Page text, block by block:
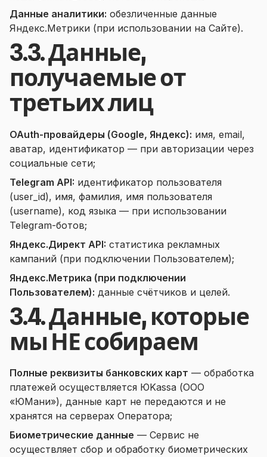
Данные аналитики: обезличенные данные
Яндекс.Метрики (при использовании на Сайте).
3.3. Данные,
получаемые от
третьих лиц
OAuth-провайдеры (Google, Яндекс): имя, email,
аватар, идентификатор — при авторизации через
социальные сети;
Telegram API: идентификатор пользователя
(user_id), имя, фамилия, имя пользователя
(username), код языка — при использовании
Telegram-ботов;
Яндекс.Директ API: статистика рекламных
кампаний (при подключении Пользователем);
Яндекс.Метрика (при подключении
Пользователем): данные счётчиков и целей.
3.4. Данные, которые
мы НЕ собираем
Полные реквизиты банковских карт — обработка
платежей осуществляется ЮKassa (ООО
«ЮМани»), данные карт не передаются и не
хранятся на серверах Оператора;
Биометрические данные — Сервис не
осуществляет сбор и обработку биометрических